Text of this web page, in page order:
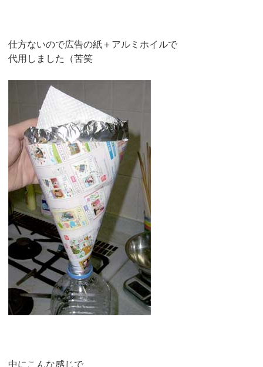
仕方ないので広告の紙＋アルミホイルで
代用しました（苦笑
中にこんな感じで